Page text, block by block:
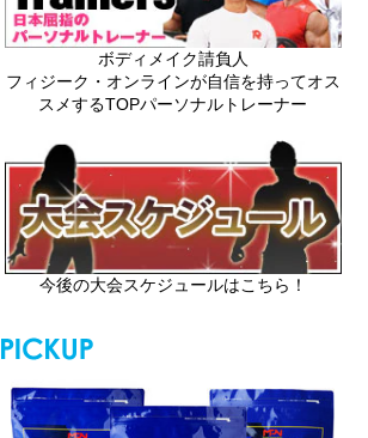
ボディメイク請負人
フィジーク・オンラインが自信を持ってオス
スメするTOPパーソナルトレーナー
今後の大会スケジュールはこちら！